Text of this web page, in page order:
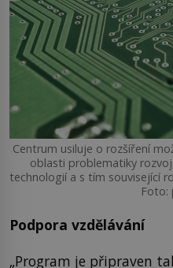
Centrum usiluje o rozšíření
oblasti problematiky
technologií a s tím související
Foto:
Podpora vzdělávání
„Program je připraven